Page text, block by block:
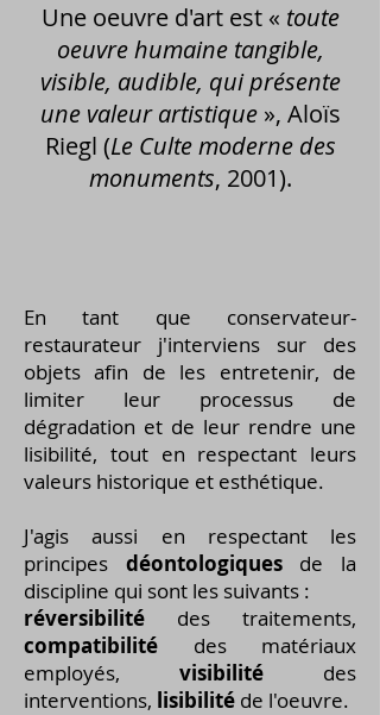
Une oeuvre d'art est « toute
oeuvre humaine tangible,
visible, audible, qui présente
une valeur artistique », Aloïs
Riegl (Le Culte moderne des
monuments, 2001).
En tant que conservateur-
restaurateur j'interviens sur des
objets afin de les entretenir, de
limiter leur processus de
dégradation et de leur rendre une
lisibilité, tout en respectant leurs
valeurs historique et esthétique.
J'agis aussi en respectant les
principes déontologiquesde la
discipline qui sont les suivants :
réversibilité des traitements,
compatibilité des matériaux
employés, visibilité des
interventions, lisibilité de l'oeuvre.